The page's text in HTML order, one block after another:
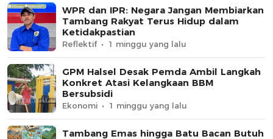
WPR dan IPR: Negara Jangan Membiarkan
Tambang Rakyat Terus Hidup dalam
Ketidakpastian
Reflektif 1 minggu yang lalu
GPM Halsel Desak Pemda Ambil Langkah
Konkret Atasi Kelangkaan BBM
Bersubsidi
Ekonomi 1 minggu yang lalu
Tambang Emas hingga Batu Bacan Butuh